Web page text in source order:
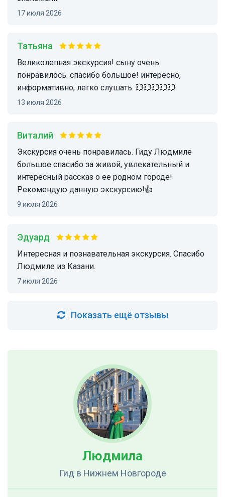
17 июля 2026
Татьяна
великолепная экскурсия! сыну очень
понравилось. спасибо большое! интересно,
информативно, легко слушать. 💥💥💥💥💥
13 июля 2026
Виталий
Экскурсия очень понравилась. Гиду Людмиле
большое спасибо за живой, увлекательный и
интересный рассказ о ее родном городе!
Рекомендую данную экскурсию!👍
9 июля 2026
Эдуард
Интересная и познавательная экскурсия. Спасибо
Людмиле из Казани.
7 июля 2026
Показать ещё отзывы
Людмила
Гид в Нижнем Новгороде